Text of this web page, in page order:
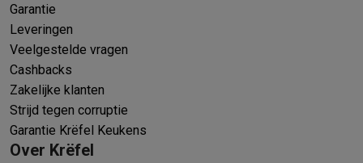
Garantie
Leveringen
Veelgestelde vragen
Cashbacks
Zakelijke klanten
Strijd tegen corruptie
Garantie Krëfel Keukens
Over Krëfel